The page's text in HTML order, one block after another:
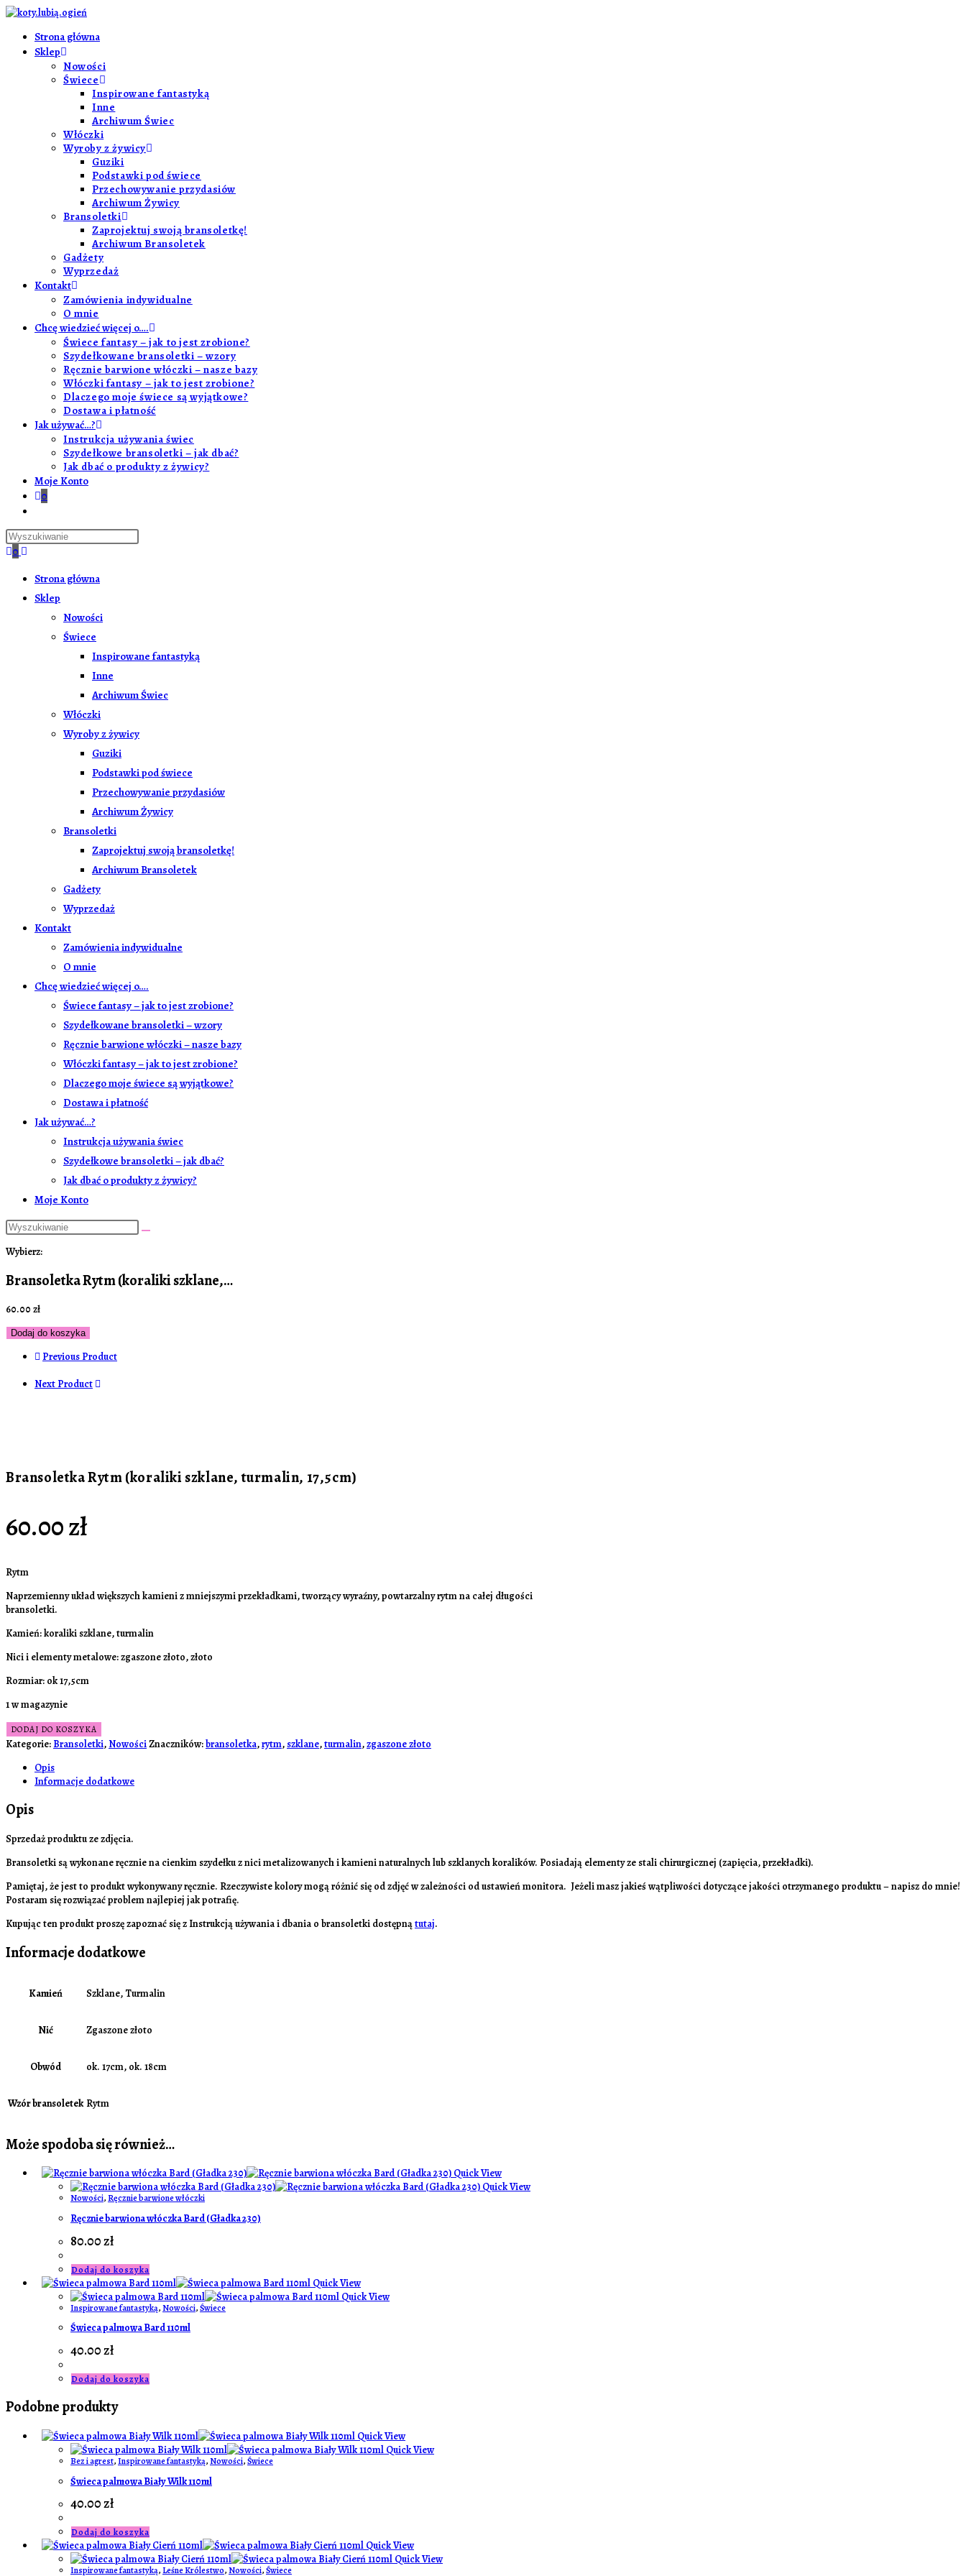
Skip
contentStrona główna
Sklep
Nowości
Świece
Inspirowane fantastyką
Inne
Archiwum Świec
Włóczki
Wyroby z żywicy
Guziki
Podstawki pod świece
Przechowywanie przydasiów
Archiwum Żywicy
Bransoletki
Zaprojektuj swoją bransoletkę!
Archiwum Bransoletek
Gadżety
Wyprzedaż
Kontakt
Zamówienia indywidualne
O mnie
Chcę wiedzieć więcej o….
Świece fantasy – jak to jest zrobione?
Szydełkowane bransoletki – wzory
Ręcznie barwione włóczki – nasze bazy
Włóczki fantasy – jak to jest zrobione?
Dlaczego moje świece są wyjątkowe?
Dostawa i płatność
Jak używać…?
Instrukcja używania świec
Szydełkowe bransoletki – jak dbać?
Jak dbać o produkty z żywicy?
Moje Konto
0
website
search
Press
0
Strona główna
Sklep
Nowości
Świece
Inspirowane fantastyką
Inne
Archiwum Świec
Włóczki
Wyroby z żywicy
Guziki
Podstawki pod świece
Przechowywanie przydasiów
Archiwum Żywicy
Bransoletki
Zaprojektuj swoją bransoletkę!
Archiwum Bransoletek
Gadżety
Wyprzedaż
Kontakt
Zamówienia indywidualne
O mnie
Chcę wiedzieć więcej o….
Świece fantasy – jak to jest zrobione?
Szydełkowane bransoletki – wzory
Ręcznie barwione włóczki – nasze bazy
Włóczki fantasy – jak to jest zrobione?
Dlaczego moje świece są wyjątkowe?
Dostawa i płatność
Jak używać…?
Instrukcja używania świec
Szydełkowe bransoletki – jak dbać?
Jak dbać o produkty z żywicy?
Moje Konto
Search
this
website
Wybierz:
Bransoletka Rytm (koraliki szklane,…
60.00 zł
ilość
Rytm
szklane,
Dodaj do koszyka
Previous Product
Next Product
Bransoletka Rytm (koraliki szklane, turmalin, 17,5cm)
60.00zł
Rytm
Naprzemienny układ większych kamieni z mniejszymi przekładkami, tworzący wyraźny, powtarzalny rytm na całej długości
bransoletki.
Kamień: koraliki szklane, turmalin
Nici i elementy metalowe: zgaszone złoto, złoto
Rozmiar: ok 17,5cm
1 w magazynie
ilość
Bransoletka
(koraliki
szklane,
17,5cm)
DODAJ DO KOSZYKA
Kategorie: Bransoletki,NowościZnaczników:bransoletka,rytm, szklane,turmalin,zgaszone złoto
Opis
Informacje dodatkowe
Opis
Sprzedaż produktu ze zdjęcia.
Bransoletki są wykonane ręcznie na cienkim szydełku z nici metalizowanych i kamieni naturalnych lub szklanych koralików. Posiadają elementy ze stali chirurgicznej (zapięcia, przekładki).
Pamiętaj, że jest to produkt wykonywany ręcznie. Rzeczywiste kolory mogą różnić się od zdjęć w zależności od ustawień monitora. Jeżeli masz jakieś wątpliwości dotyczące jakości otrzymanego produktu – napisz do mnie!
Postaram się rozwiązać problem najlepiej jak potrafię.
Kupując ten produkt proszę zapoznać się z Instrukcją używania i dbania o bransoletki dostępnątutaj.
Informacje dodatkowe
Kamień Szklane, Turmalin
Nić Zgaszone złoto
Obwód ok. 17cm, ok. 18cm
Wzór bransoletek Rytm
Może spodoba się również…
Quick View
Quick View
Nowości,Ręcznie barwione włóczki
Ręcznie barwiona włóczka Bard (Gładka 230)
80.00zł
Dodaj do koszyka
Quick View
Quick View
Inspirowane fantastyką,Nowości,Świece
Świeca palmowa Bard 110ml
40.00zł
Dodaj do koszyka
Podobne produkty
Quick View
Quick View
Bez i agrest,Inspirowane fantastyką,Nowości,Świece
Świeca palmowa Biały Wilk 110ml
40.00zł
Dodaj do koszyka
Quick View
Quick View
Inspirowane fantastyką,Leśne Królestwo,Nowości,Świece